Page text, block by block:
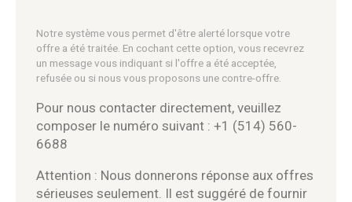
Notre système vous permet d'être alerté lorsque votre
offre a été traitée. En cochant cette option, vous recevrez
un message vous indiquant si l'offre a été acceptée,
refusée ou si nous vous proposons une contre-offre.
Pour nous contacter directement, veuillez
composer le numéro suivant : +1 (514) 560-
6688
Attention : Nous donnerons réponse aux offres
sérieuses seulement. Il est suggéré de fournir